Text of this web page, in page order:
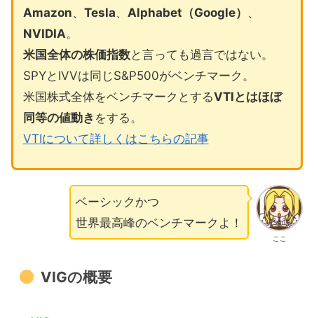
Amazon、 Tesla、 Alphabet（Google） 、
NVIDIA。
米国全体の株価指数と言っても過言ではない。
SPYとIVVは同じS&P500がベンチマーク。
米国株式全体をベンチマークとするVTIとはほぼ
同等の値動き をする。
VTIについて詳しくはこちらの記事
ここ
ベーシックかつ
世界最高峰のベンチマークよ！
VIGの概要